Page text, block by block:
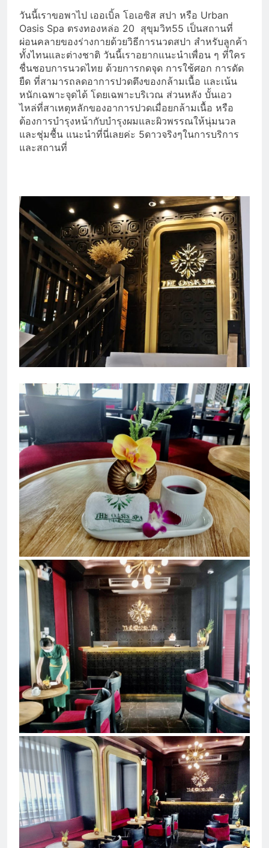
วันนี้เราขอพาไป เออเบิ้ล โอเอซิส สปา หรือ Urban
Oasis Spa ตรงทองหล่อ 20 สุขุมวิท55 เป็นสถานที่
ผ่อนคลายของร่างกายด้วยวิธีการนวดสปา สำหรับลูกค้า
ทั้งไทนและต่างชาติ วันนี้เราอยากแนะนำเพื่อน ๆ ที่ใคร
ชื่นชอบการนวดไทย ด้วยการกดจุด การใช้ศอก การดัด
ยืด ที่สามารถลดอาการปวดตึงของกล้ามเนื้อ และเน้น
หนักเฉพาะจุดได้ โดยเฉพาะบริเวณ ส่วนหลัง บั้นเอว
ไหล่ที่สาเหตุหลักของอาการปวดเมื่อยกล้ามเนื้อ หรือ
ต้องการบำรุงหน้ากับบำรุงผมและผิวพรรณให้นุ่มนวล
และชุ่มชื้น แนะนำที่นี่เลยค่ะ 5ดาวจริงๆในการบริการ
และสถานที่